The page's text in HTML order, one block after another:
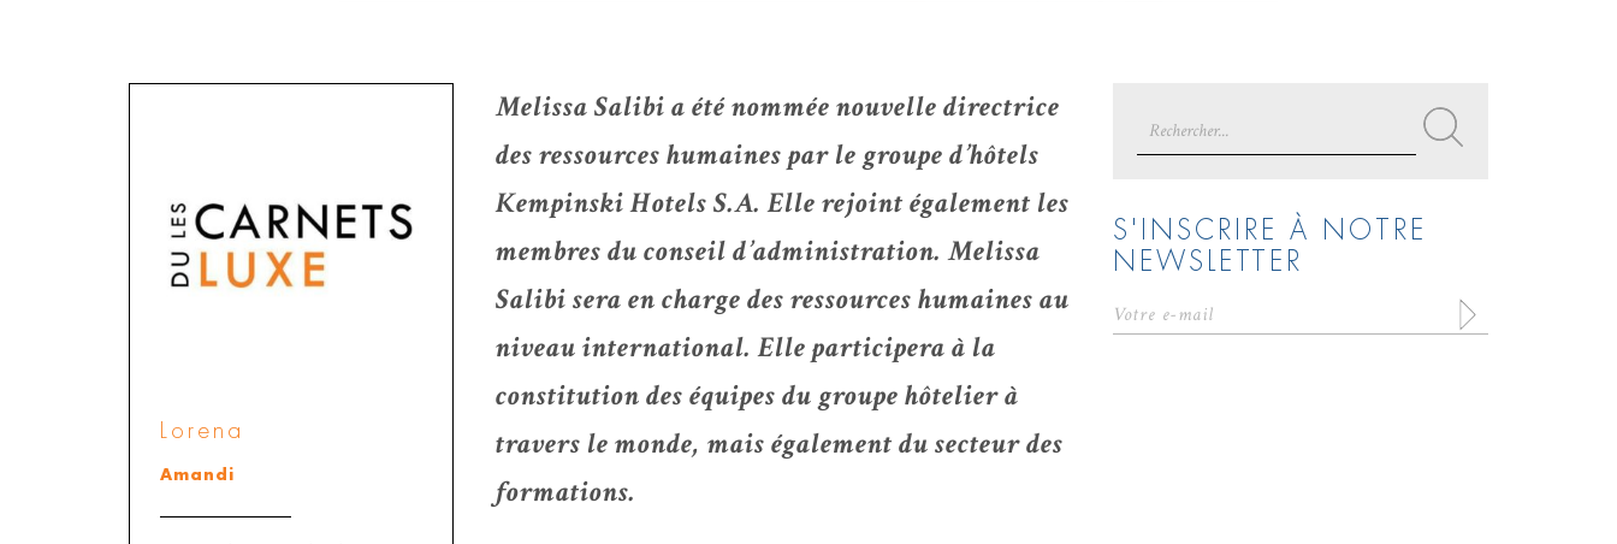
Lorena
Amandi
Melissa Salibi a été nommée nouvelle directrice
des ressources humaines par le groupe d’hôtels
Kempinski Hotels S.A. Elle rejoint également les
membres du conseil d’administration. Melissa
Salibi sera en charge des ressources humaines au
niveau international. Elle participera à la
constitution des équipes du groupe hôtelier à
travers le monde, mais également du secteur des
formations.
for:
S'INSCRIRE À NOTRE
NEWSLETTER